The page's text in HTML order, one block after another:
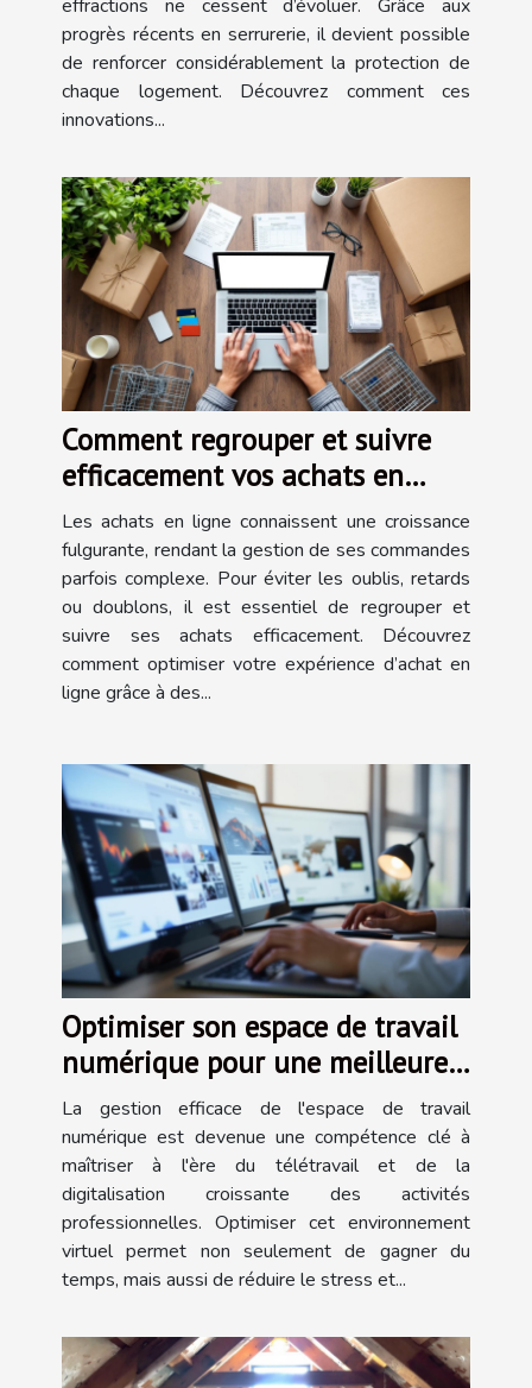
effractions ne cessent d’évoluer. Grâce aux
progrès récents en serrurerie, il devient possible
de renforcer considérablement la protection de
chaque logement. Découvrez comment ces
innovations...
Comment regrouper et suivre
efficacement vos achats en
ligne ?
Les achats en ligne connaissent une croissance
fulgurante, rendant la gestion de ses commandes
parfois complexe. Pour éviter les oublis, retards
ou doublons, il est essentiel de regrouper et
suivre ses achats efficacement. Découvrez
comment optimiser votre expérience d’achat en
ligne grâce à des...
Optimiser son espace de travail
numérique pour une meilleure
productivité
La gestion efficace de l'espace de travail
numérique est devenue une compétence clé à
maîtriser à l'ère du télétravail et de la
digitalisation croissante des activités
professionnelles. Optimiser cet environnement
virtuel permet non seulement de gagner du
temps, mais aussi de réduire le stress et...